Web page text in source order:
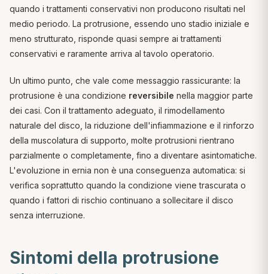
quando i trattamenti conservativi non producono risultati nel
medio periodo. La protrusione, essendo uno stadio iniziale e
meno strutturato, risponde quasi sempre ai trattamenti
conservativi e raramente arriva al tavolo operatorio.
Un ultimo punto, che vale come messaggio rassicurante: la
protrusione è una condizione reversibile nella maggior parte
dei casi. Con il trattamento adeguato, il rimodellamento
naturale del disco, la riduzione dell'infiammazione e il rinforzo
della muscolatura di supporto, molte protrusioni rientrano
parzialmente o completamente, fino a diventare asintomatiche.
L'evoluzione in ernia non è una conseguenza automatica: si
verifica soprattutto quando la condizione viene trascurata o
quando i fattori di rischio continuano a sollecitare il disco
senza interruzione.
Sintomi della protrusione